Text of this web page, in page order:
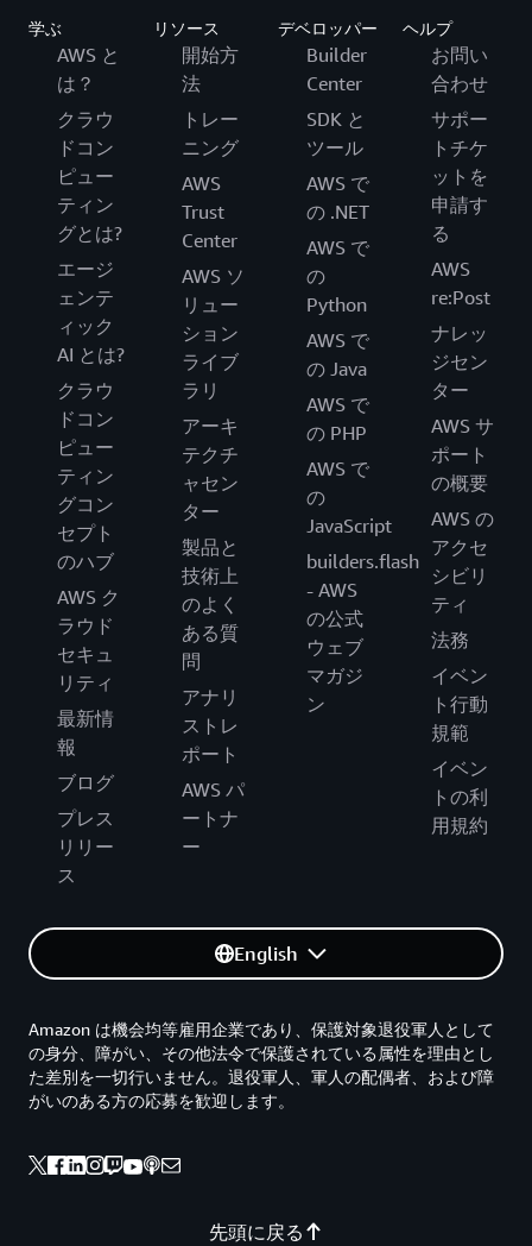
学ぶ
AWS と
は？
クラウ
ドコン
ピュー
ティン
グとは?
エージ
ェンテ
ィック
AI とは?
クラウ
ドコン
ピュー
ティン
グコン
セプト
のハブ
AWS ク
ラウド
セキュ
リティ
最新情
報
ブログ
プレス
リリー
ス
リソース
開始方
法
トレー
ニング
AWS
Trust
Center
AWS ソ
リュー
ション
ライブ
ラリ
アーキ
テクチ
ャセン
ター
製品と
技術上
のよく
ある質
問
アナリ
ストレ
ポート
AWS パ
ートナ
ー
デベロッパー
Builder
Center
SDK と
ツール
AWS で
の .NET
AWS で
の
Python
AWS で
の Java
AWS で
の PHP
AWS で
の
JavaScript
builders.flash
- AWS
の公式
ウェブ
マガジ
ン
ヘルプ
お問い
合わせ
サポー
トチケ
ットを
申請す
る
AWS
re:Post
ナレッ
ジセン
ター
AWS サ
ポート
の概要
AWS の
アクセ
シビリ
ティ
法務
イベン
ト行動
規範
イベン
トの利
用規約
English
先頭に戻る
Amazon は機会均等雇用企業であり、保護対象退役軍人として
の身分、障がい、その他法令で保護されている属性を理由とし
た差別を一切行いません。退役軍人、軍人の配偶者、および障
がいのある方の応募を歓迎します。